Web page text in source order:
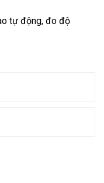
tự động, đo độ